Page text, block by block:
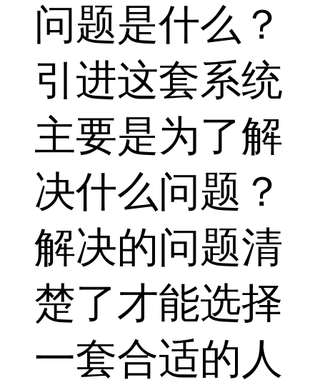
问题是什么？
引进这套系统
主要是为了解
决什么问题？
解决的问题清
楚了才能选择
一套合适的人